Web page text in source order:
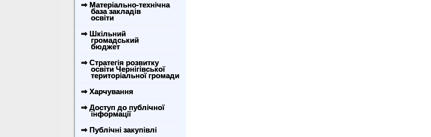
⇒ Матеріально-технічна
база закладів
освіти
⇒ Шкільний
громадський
бюджет
⇒ Стратегія розвитку
освіти Чернігівської
територіальної громади
⇒ Харчування
⇒ Доступ до публічної
інформації
⇒ Публічні закупівлі